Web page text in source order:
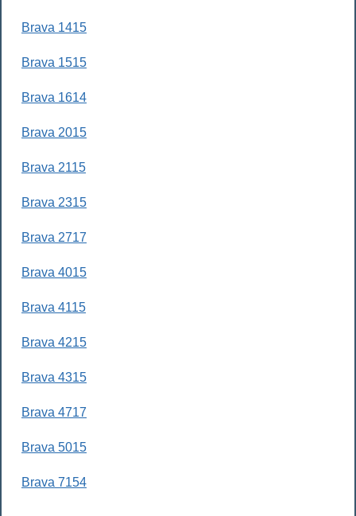
Brava 1415
Brava 1515
Brava 1614
Brava 2015
Brava 2115
Brava 2315
Brava 2717
Brava 4015
Brava 4115
Brava 4215
Brava 4315
Brava 4717
Brava 5015
Brava 7154